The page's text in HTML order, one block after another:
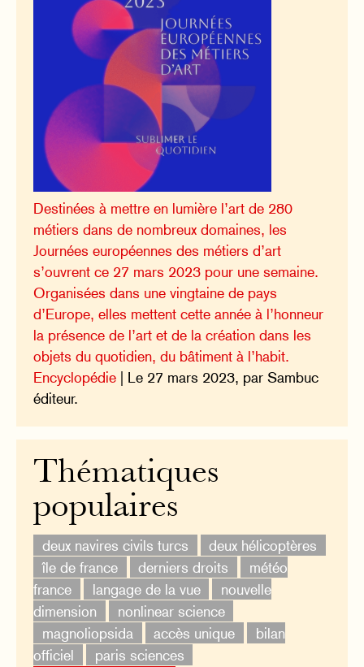
Destinées à mettre en lumière l’art de 280
métiers dans de nombreux domaines, les
Journées européennes des métiers d’art
s’ouvrent ce 27 mars 2023 pour une semaine.
Organisées dans une vingtaine de pays
d’Europe, elles mettent cette année à l’honneur
la présence de l’art et de la création dans les
objets du quotidien, du bâtiment à l’habit.
Encyclopédie | Le 27 mars 2023, par Sambuc
éditeur.
Thématiques
populaires
deux navires civils turcs
deux hélicoptères
île de france
derniers droits
météo
france
langage de la vue
nouvelle
dimension
nonlinear science
magnoliopsida
accès unique
bilan
officiel
paris sciences